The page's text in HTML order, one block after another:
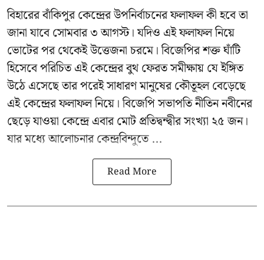
বিহারের বাঁকিপুর কেন্দ্রের উপনির্বাচনের ফলাফল কী হবে তা
জানা যাবে সোমবার ৩ আগস্ট। যদিও এই ফলাফল নিয়ে
ভোটের পর থেকেই উত্তেজনা চরমে। বিজেপির শক্ত ঘাঁটি
হিসেবে পরিচিত এই কেন্দ্রের বুথ ফেরত সমীক্ষায় যে ইঙ্গিত
উঠে এসেছে তার পরেই সাধারণ মানুষের কৌতূহল বেড়েছে
এই কেন্দ্রের ফলাফল নিয়ে। বিজেপি সভাপতি নীতিন নবীনের
ছেড়ে যাওয়া কেন্দ্রে এবার মোট প্রতিদ্বন্দ্বীর সংখ্যা ২৫ জন।
যার মধ্যে আলোচনার কেন্দ্রবিন্দুতে ...
Read More